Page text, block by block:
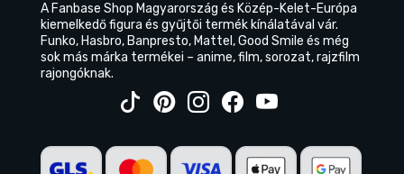
A Fanbase Shop Magyarország és Közép-Kelet-Európa
kiemelkedő figura és gyűjtői termék kínálatával vár.
Funko, Hasbro, Banpresto, Mattel, Good Smile és még
sok más márka termékei – anime, film, sorozat, rajzfilm
rajongóknak.